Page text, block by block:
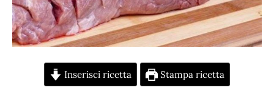
Inserisci ricetta Stampa ricetta